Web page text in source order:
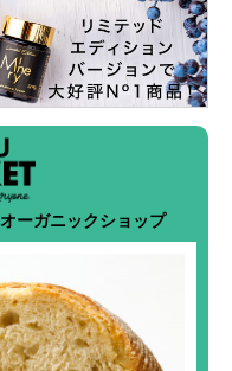
ーガニックショップ